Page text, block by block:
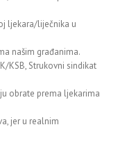
ljekara/liječnika u
našim građanima.
KSB, Strukovni sindikat
obrate prema ljekarima
jer u realnim